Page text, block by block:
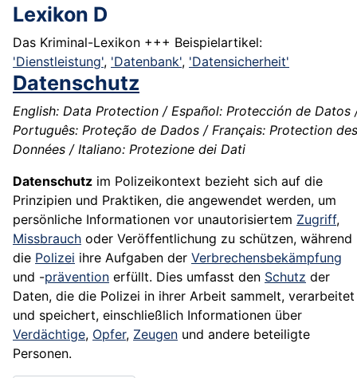
Lexikon D
Das Kriminal-Lexikon +++ Beispielartikel:
'Dienstleistung', 'Datenbank', 'Datensicherheit'
Datenschutz
English: Data Protection / Español: Protección de Datos
Português: Proteção de Dados / Français: Protection des
Données / Italiano: Protezione dei Dati
Datenschutz im Polizeikontext bezieht sich auf die
Prinzipien und Praktiken, die angewendet werden, um
persönliche Informationen vor unautorisiertem Zugriff,
Missbrauch oder Veröffentlichung zu schützen, während
die Polizei ihre Aufgaben der Verbrechensbekämpfung
und -prävention erfüllt. Dies umfasst den Schutz der
Daten, die die Polizei in ihrer Arbeit sammelt, verarbeitet
und speichert, einschließlich Informationen über
Verdächtige, Opfer, Zeugen und andere beteiligte
Personen.